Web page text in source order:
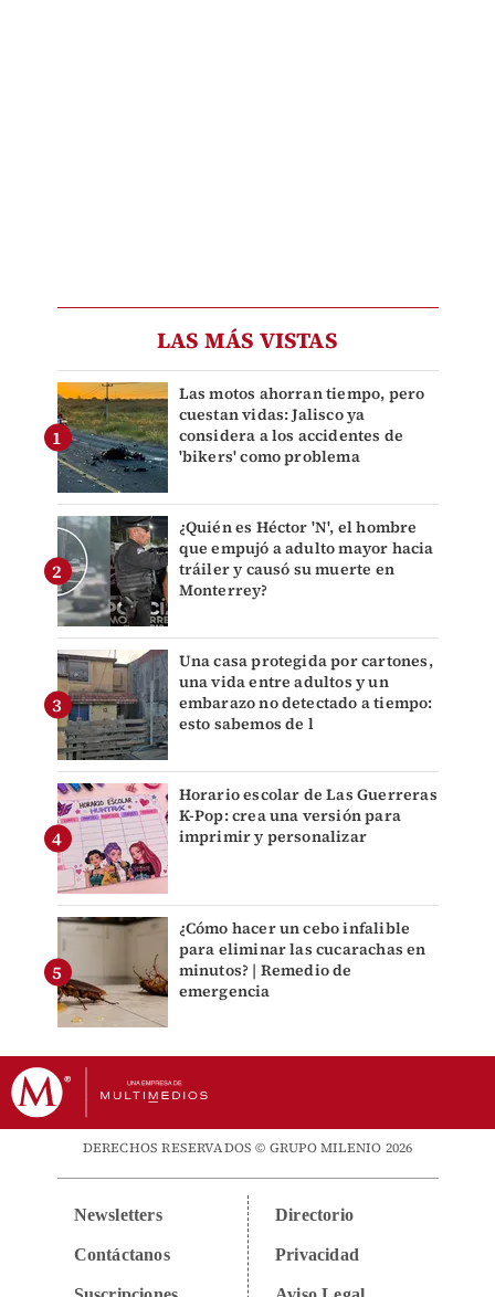
LAS MÁS VISTAS
Las motos ahorran tiempo, pero
cuestan vidas: Jalisco ya
considera a los accidentes de
'bikers' como problema
¿Quién es Héctor 'N', el hombre
que empujó a adulto mayor hacia
tráiler y causó su muerte en
Monterrey?
Una casa protegida por cartones,
una vida entre adultos y un
embarazo no detectado a tiempo:
esto sabemos de l
Horario escolar de Las Guerreras
K-Pop: crea una versión para
imprimir y personalizar
¿Cómo hacer un cebo infalible
para eliminar las cucarachas en
minutos? | Remedio de
emergencia
DERECHOS RESERVADOS © GRUPO MILENIO 2026
Newsletters
Contáctanos
Directorio
Privacidad